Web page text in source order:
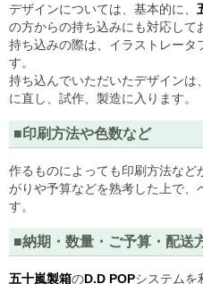
デザインについては、基本的に、
の方からの持ち込みにも対応して
持ち込みの際は、イラストレータ
す。
持ち込んでいただいたデザインは
に直し、試作、製造に入ります。
■印刷方法や色数など
作るものによっても印刷方法など
がりや予算などを熟考した上で、
す。
■納期・数量・ご予算・配送
五十嵐製箱のD.D POPシステムを